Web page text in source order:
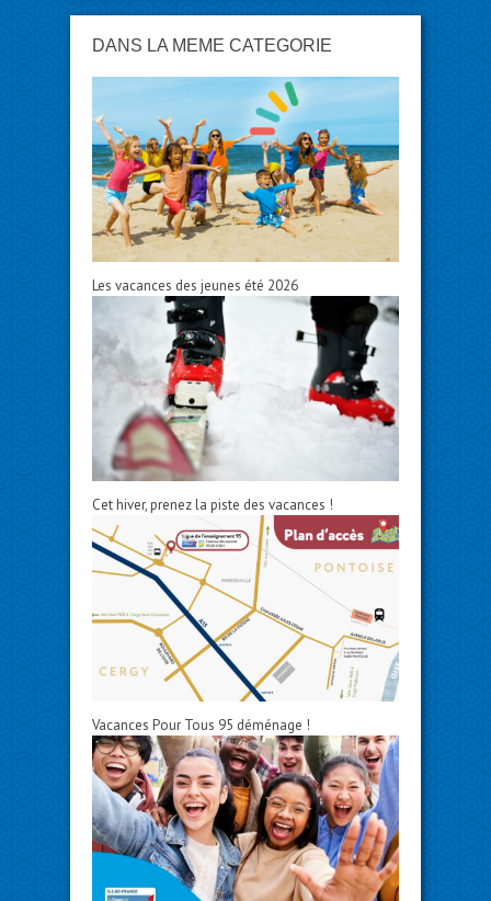
DANS LA MÊME CATÉGORIE
Les vacances des jeunes été 2026
Cet hiver, prenez la piste des vacances !
Vacances Pour Tous 95 déménage !